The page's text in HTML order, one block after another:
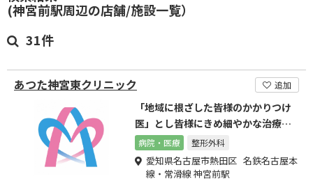
(神宮前駅周辺の店舗/施設一覧）
31件
あつた神宮東クリニック 追加
「地域に根ざした皆様のかかりつけ
医」とし皆様にきめ細やかな治療を
目指します。
病院・医療 整形外科
愛知県名古屋市熱田区 名鉄名古屋本
線・常滑線 神宮前駅